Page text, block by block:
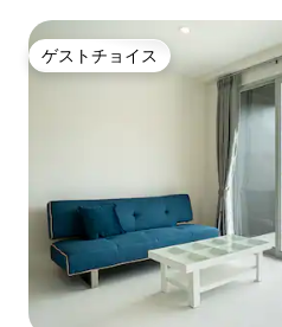
ゲストチョイス
ゲストチョイス